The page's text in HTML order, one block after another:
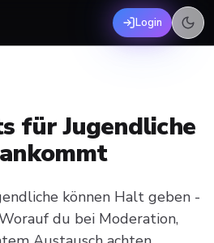
Login
für Jugendliche
können Halt geben -
du bei Moderation,